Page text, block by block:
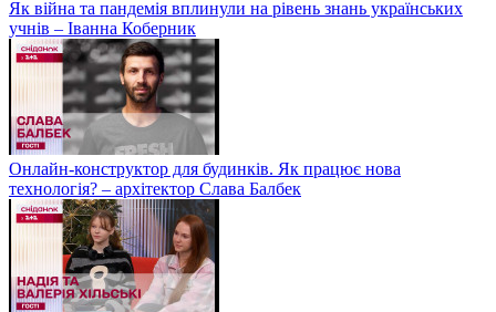
Як війна та пандемія вплинули на рівень знань українських
учнів – Іванна Коберник
Онлайн-конструктор для будинків. Як працює нова
технологія? – архітектор Слава Балбек